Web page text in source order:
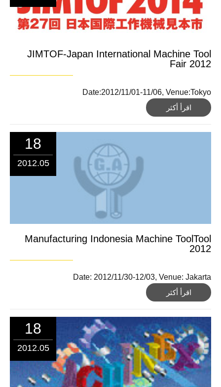
JIMTOF-Japan International Machine Tool
Fair 2012
Date:2012/11/01-11/06, Venue:Tokyo
اقرأ أكثر
18
2012.05
Manufacturing Indonesia Machine ToolTool
2012
Date: 2012/11/30-12/03, Venue: Jakarta
اقرأ أكثر
18
2012.05